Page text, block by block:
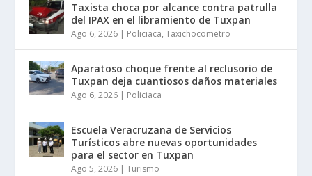
Taxista choca por alcance contra patrulla
del IPAX en el libramiento de Tuxpan
Ago 6, 2026 | Policiaca,Taxichocometro
Aparatoso choque frente al reclusorio de
Tuxpan deja cuantiosos daños materiales
Ago 6, 2026 | Policiaca
Escuela Veracruzana de Servicios
Turísticos abre nuevas oportunidades
para el sector en Tuxpan
Ago 5, 2026 |Turismo